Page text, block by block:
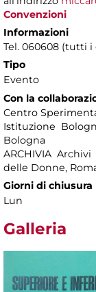
Convenzioni
Informazioni
Tel. 060608 (tutti i
Tipo
Evento
Con la
Centro
Istituzione
Bologna
ARCHIVIA
delle Donne,
Giorni di chiusura
Lun
Galleria